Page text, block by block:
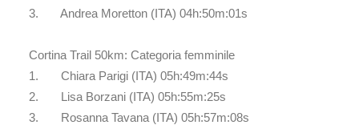
3. Andrea Moretton (ITA) 04h:50m:01s
Cortina Trail 50km: Categoria femminile
1. Chiara Parigi (ITA) 05h:49m:44s
2. Lisa Borzani (ITA) 05h:55m:25s
3. Rosanna Tavana (ITA) 05h:57m:08s